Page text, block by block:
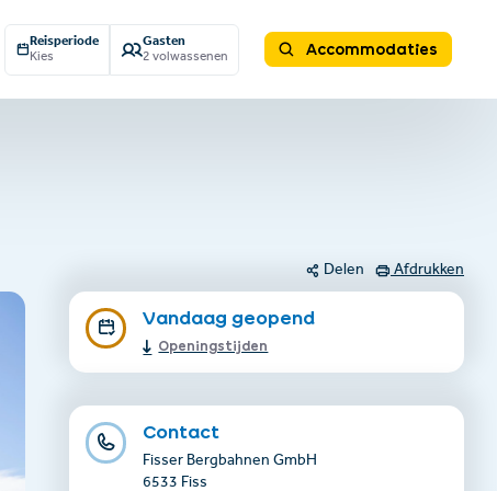
Reisperiode
Kies
Gasten
2 volwassenen
Accommodaties
Delen Afdrukken
Vandaag geopend
Openingstijden
Contact
Fisser Bergbahnen GmbH
6533 Fiss